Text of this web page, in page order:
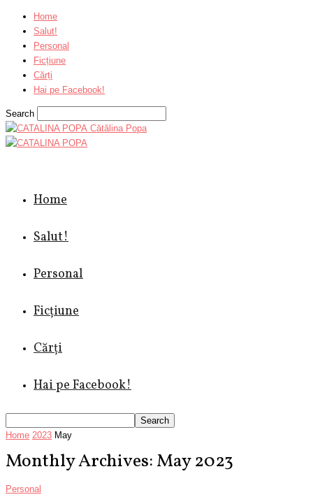
Home
Salut!
Personal
Ficțiune
Cărți
Hai pe Facebook!
Search
Cătălina Popa
Home
Salut!
Personal
Ficțiune
Cărți
Hai pe Facebook!
Home 2023 May
Monthly Archives: May 2023
Personal